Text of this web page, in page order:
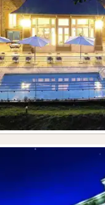
Vorige foto